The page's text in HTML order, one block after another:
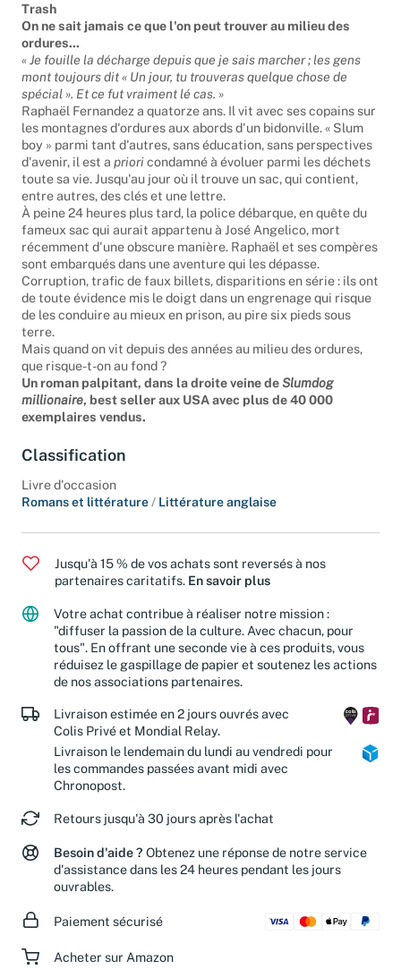
Trash
On ne sait jamais ce que l'on peut trouver au milieu des
ordures...
« Je fouille la décharge depuis que je sais marcher ; les gens
mont toujours dit « Un jour, tu trouveras quelque chose de
spécial ». Et ce fut vraiment lé cas. »
Raphaël Fernandez a quatorze ans. Il vit avec ses copains sur
les montagnes d'ordures aux abords d'un bidonville. « Slum
boy » parmi tant d'autres, sans éducation, sans perspectives
d'avenir, il est a prioricondamné à évoluer parmi les déchets
toute sa vie. Jusqu'au jour où il trouve un sac, qui contient,
entre autres, des clés et une lettre.
À peine 24 heures plus tard, la police débarque, en quête du
fameux sac qui aurait appartenu à José Angelico, mort
récemment d'une obscure manière. Raphaël et ses compères
sont embarqués dans une aventure qui les dépasse.
Corruption, trafic de faux billets, disparitions en série : ils ont
de toute évidence mis le doigt dans un engrenage qui risque
de les conduire au mieux en prison, au pire six pieds sous
terre.
Mais quand on vit depuis des années au milieu des ordures,
que risque-t-on au fond ?
Un roman palpitant, dans la droite veine deSlumdog
millionaire, best seller aux USA avec plus de 40 000
exemplaires vendus.
Classification
Livre d'occasion
Romans et littérature / Littérature anglaise
Jusqu'à 15 % de vos achats sont reversés à nos
partenaires caritatifs. En savoir plus
Votre achat contribue à réaliser notre mission :
"diffuser la passion de la culture. Avec chacun, pour
tous". En offrant une seconde vie à ces produits, vous
réduisez le gaspillage de papier et soutenez les actions
de nos associations partenaires.
Livraison estimée en 2 jours ouvrés avec
Colis Privé et Mondial Relay.
Livraison le lendemain du lundi au vendredi pour
les commandes passées avant midi avec
Chronopost.
Retours jusqu'à 30 jours après l'achat
Besoin d'aide ? Obtenez une réponse de notre service
d'assistance dans les 24 heures pendant les jours
ouvrables.
Paiement sécurisé
Acheter sur Amazon